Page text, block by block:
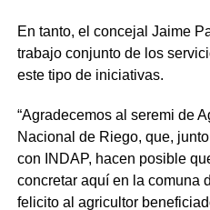
En tanto, el concejal Jaime
trabajo conjunto de los
este tipo de iniciativas.
“Agradecemos al seremi de
Nacional de Riego, que,
con INDAP, hacen posible
concretar aquí en la comuna
felicito al agricultor